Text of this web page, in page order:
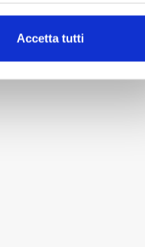
(impronte
di base quali la
informazioni sul
che l’Utente ha fornito
Accetta tutti